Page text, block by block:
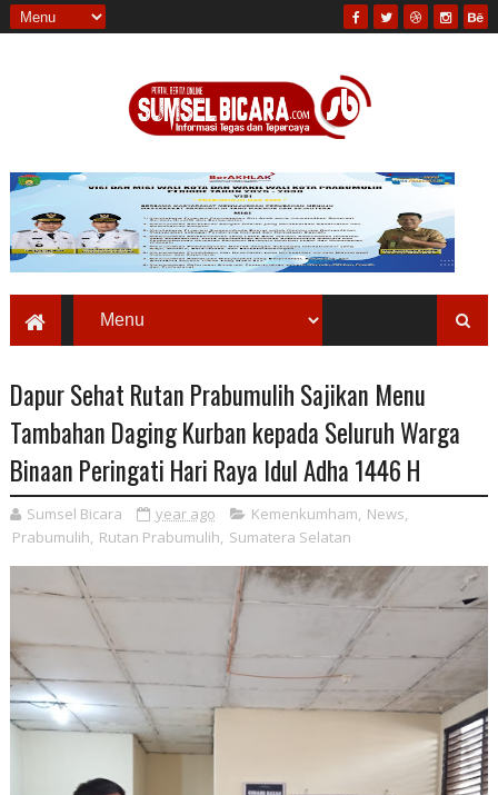
Dapur Sehat Rutan Prabumulih Sajikan Menu
Tambahan Daging Kurban kepada Seluruh Warga
Binaan Peringati Hari Raya Idul Adha 1446 H
Sumsel Bicara year ago Kemenkumham, News,
Prabumulih, Rutan Prabumulih, Sumatera Selatan